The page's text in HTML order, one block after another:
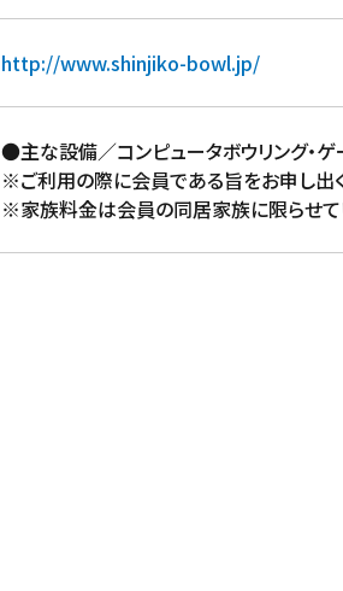
http://www.shinjiko-bowl.jp/
●主な設備／コンピュータボウリング・
※ご利用の際に会員である旨をお申し出
※家族料金は会員の同居家族に限らせて